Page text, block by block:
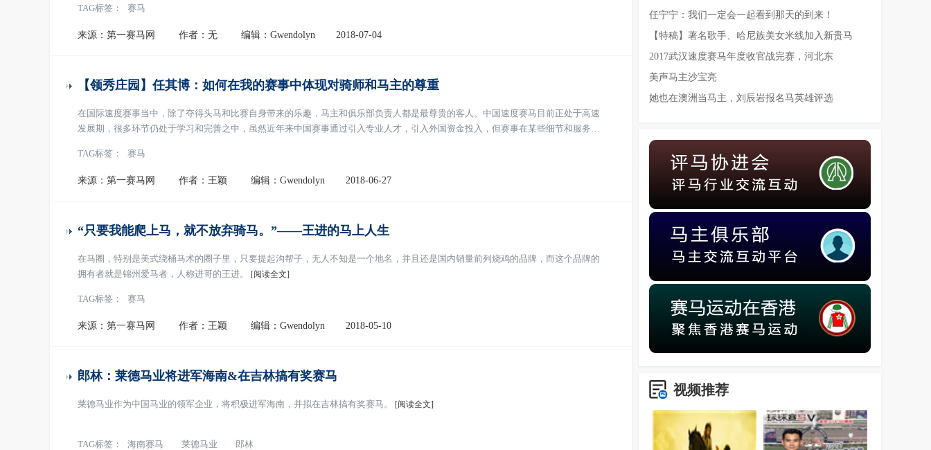
任宁宁：我们一定会一起看到那天的到来！
【特稿】著名歌手、哈尼族美女米线加入新贵马
2017武汉速度赛马年度收官战完赛，河北东
美声马主沙宝亮
她也在澳洲当马主，刘辰岩报名马英雄评选
视频推荐
TAG标签： 赛马
来源：第一赛马网 作者：无 编辑：Gwendolyn 2018-07-04
【领秀庄园】任其博：如何在我的赛事中体现对骑师和马主的尊重
在国际速度赛事当中，除了夺得头马和比赛自身带来的乐趣，马主和俱乐部负责人都是最尊贵的客人。中国速度赛马目前正处于高速
发展期，很多环节仍处于学习和完善之中，虽然近年来中国赛事通过引入专业人才，引入外国资金投入，但赛事在某些细节和服务上
TAG标签： 赛马
来源：第一赛马网 作者：王颖 编辑：Gwendolyn 2018-06-27
“只要我能爬上马，就不放弃骑马。”——王进的马上人生
在马圈，特别是美式绕桶马术的圈子里，只要提起沟帮子，无人不知是一个地名，并且还是国内销量前列烧鸡的品牌，而这个品牌的
拥有者就是锦州爱马者，人称进哥的王进。
[阅读全文]
TAG标签： 赛马
来源：第一赛马网 作者：王颖 编辑：Gwendolyn 2018-05-10
郎林：莱德马业将进军海南&在吉林搞有奖赛马
莱德马业作为中国马业的领军企业，将积极进军海南，并拟在吉林搞有奖赛马。 [阅读全文]
TAG标签： 海南赛马 莱德马业 郎林